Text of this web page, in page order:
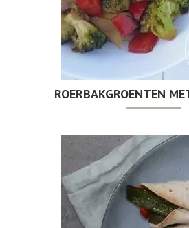
ROERBAKGROENTEN